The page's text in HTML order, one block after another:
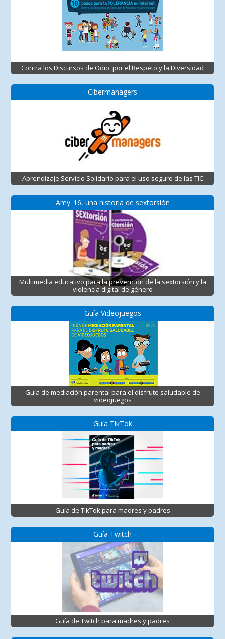
Contra los Discursos de Odio, por el Respeto y la Diversidad
Cibermanagers
Aprendizaje Servicio Solidario para el uso seguro de las TIC
Amy_16, una historia de sextorsión
Multimedia educativo para la prevención de la sextorsión y la
violencia digital de género
Guía Videojuegos
Guía de mediación parental para el disfrute saludable de
videojuegos
Guía TikTok
Guía de TikTok para madres y padres
Guía Twitch
Guía de Twitch para madres y padres